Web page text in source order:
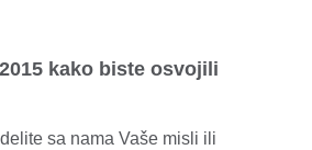
kako biste osvojili
sa nama Vaše misli ili